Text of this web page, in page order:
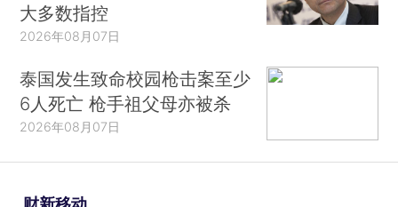
大多数指控
2026年08月07日
泰国发生致命校园枪击案至少
6人死亡 枪手祖父母亦被杀
2026年08月07日